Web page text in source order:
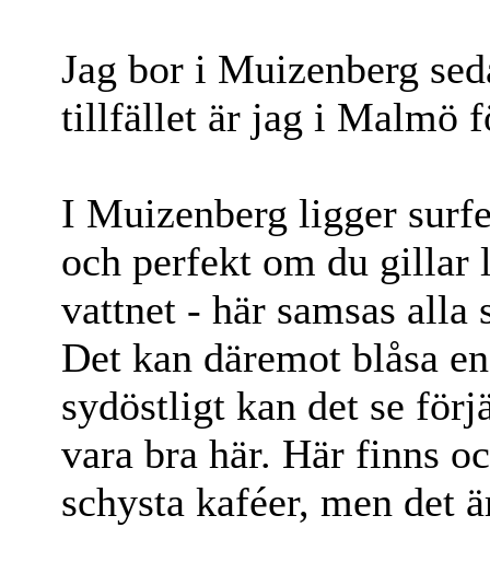
Jag bor i Muizenberg
tillfället är jag i Malmö
I Muizenberg ligger
och perfekt om du gillar
vattnet - här samsas alla
Det kan däremot blåsa
sydöstligt kan det se
vara bra här. Här finns
schysta kaféer, men det